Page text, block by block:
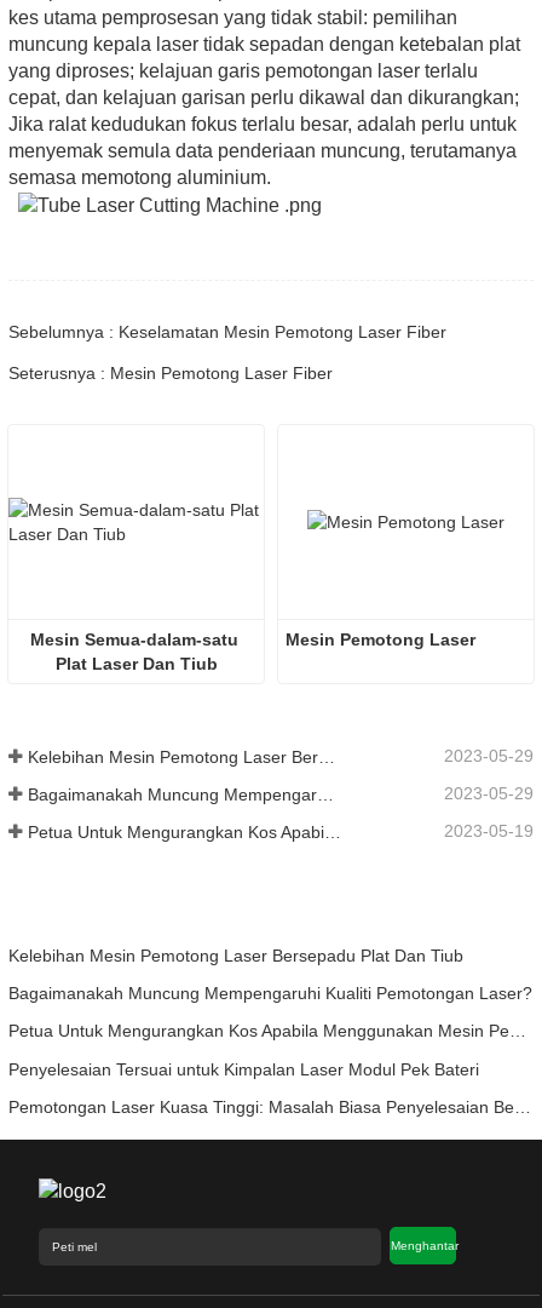
kes utama pemprosesan yang tidak stabil: pemilihan
muncung kepala laser tidak sepadan dengan ketebalan plat
yang diproses; kelajuan garis pemotongan laser terlalu
cepat, dan kelajuan garisan perlu dikawal dan dikurangkan;
Jika ralat kedudukan fokus terlalu besar, adalah perlu untuk
menyemak semula data penderiaan muncung, terutamanya
semasa memotong aluminium.
Sebelumnya : Keselamatan Mesin Pemotong Laser Fiber
Seterusnya : Mesin Pemotong Laser Fiber
Mesin Semua-dalam-satu
Plat Laser Dan Tiub
Mesin Pemotong Laser
2023-05-29
2023-05-29
Petua Untuk Mengurangkan Kos Apabila Menggunakan Mesin Pemotong Laser 2023-05-19
Kelebihan Mesin Pemotong Laser Bersepadu Plat Dan Tiub
Bagaimanakah Muncung Mempengaruhi Kualiti Pemotongan Laser?
Petua Untuk Mengurangkan Kos Apabila Menggunakan Mesin Pemotong Laser
Penyelesaian Tersuai untuk Kimpalan Laser Modul Pek Bateri
Menghantar